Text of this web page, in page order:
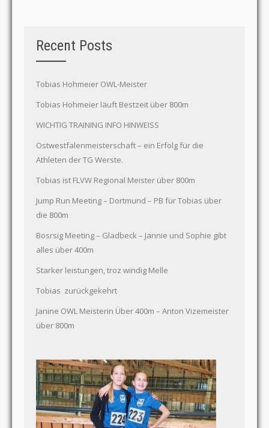
Recent Posts
Tobias Hohmeier OWL-Meister
Tobias Hohmeier läuft Bestzeit über 800m
WICHTIG TRAINING INFO HINWEISS
Ostwestfalenmeisterschaft – ein Erfolg für die
Athleten der TG Werste.
Tobias ist FLVW Regional Meister über 800m
Jump Run Meeting – Dortmund – PB für Tobias über
die 800m
Bosrsig Meeting – Gladbeck – Jannie und Sophie gibt
alles über 400m
Starker leistungen, troz windig Melle
Tobias zurückgekehrt
Janine OWL Meisterin Über 400m – Anton Vizemeister
über 800m